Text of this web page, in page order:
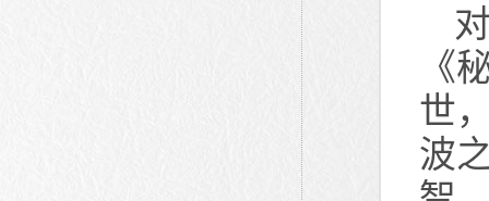
《
世
波